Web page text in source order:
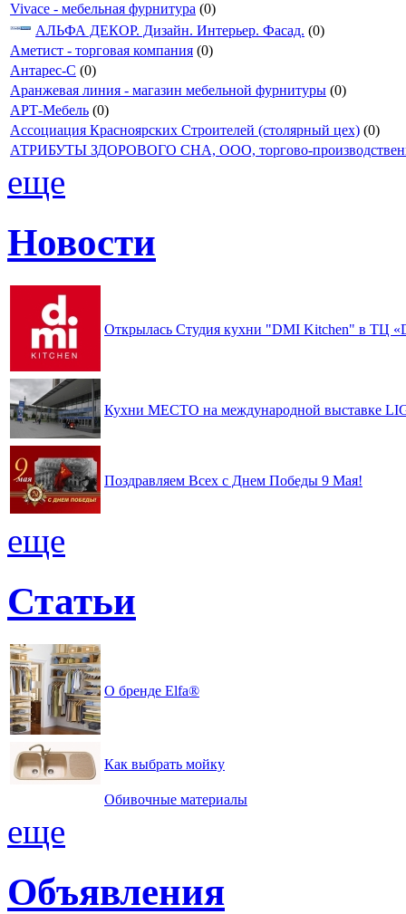
Vivace - мебельная фурнитура (0)
АЛЬФА ДЕКОР. Дизайн. Интерьер. Фасад. (0)
Аметист - торговая компания (0)
Антарес-С (0)
Аранжевая линия - магазин мебельной фурнитуры (0)
АРТ-Мебель (0)
Ассоциация Красноярских Строителей (столярный цех) (0)
АТРИБУТЫ ЗДОРОВОГО СНА, ООО, торгово-
еще
Новости
Открылась Студия кухни "DMI Kitchen" в ТЦ
Кухни МЕСТО на международной выставке
Поздравляем Всех с Днем Победы 9 Мая!
еще
Статьи
О бренде Elfa®
Как выбрать мойку
Обивочные материалы
еще
Объявления